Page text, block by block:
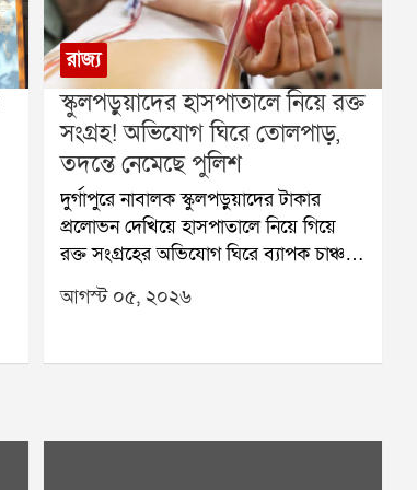
রাজ্য
স্কুলপড়ুয়াদের হাসপাতালে নিয়ে রক্ত
সংগ্রহ! অভিযোগ ঘিরে তোলপাড়,
তদন্তে নেমেছে পুলিশ
দুর্গাপুরে নাবালক স্কুলপড়ুয়াদের টাকার
প্রলোভন দেখিয়ে হাসপাতালে নিয়ে গিয়ে
রক্ত সংগ্রহের অভিযোগ ঘিরে ব্যাপক চাঞ্চল্য
ছড়িয়েছে। অভিযোগ সামনে আসতেই তদন্ত
শুরু করেছে পুলিশ। একই সঙ্গে এই ঘটনার
অভিযোগ, দুর্গাপুরের ইস্পাত নগরীর একটি
বেসরকারি হাসপাতালে নিয়ে যাওয়া হয়।
আগস্ট ০৫, ২০২৬